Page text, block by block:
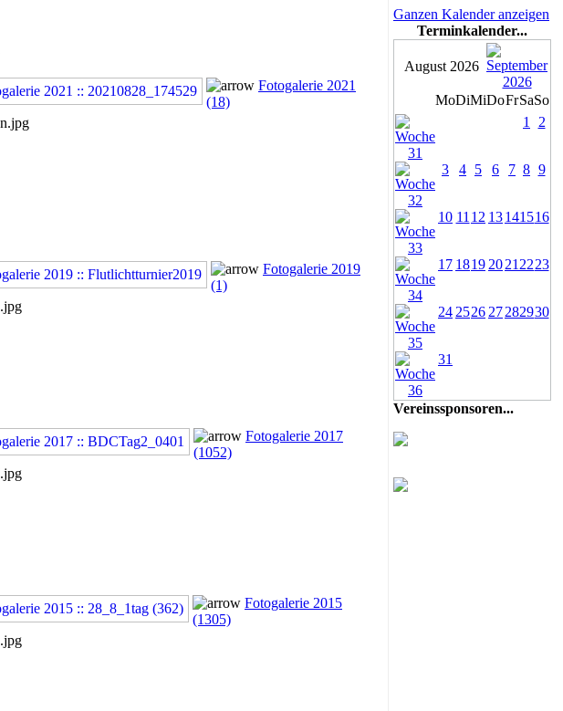
Fotogalerie 2021
(18)
Fotogalerie 2019
(1)
Fotogalerie 2017
(1052)
Fotogalerie 2015
(1305)
Ganzen Kalender anzeigen
Terminkalender...
August 2026
MoDiMiDoFrSaSo
1
2
3 4 5 6 7 8 9
10 11 12 13141516
17 1819 2021 2223
24 2526 27282930
31
Vereinssponsoren...